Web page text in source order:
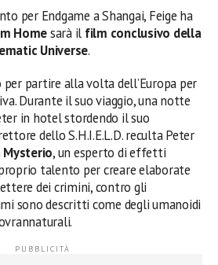
per Endgame a Shangai, Feige ha
Homesarà il film conclusivo della
Universe.
partire alla volta dell’Europa per
Durante il suo viaggio, una notte
in hotel stordendo il suo
dello S.H.I.E.L.D. reculta Peter
Mysterio, un esperto di effetti
talento per creare elaborate
dei crimini, contro gli
sono descritti come degli umanoidi